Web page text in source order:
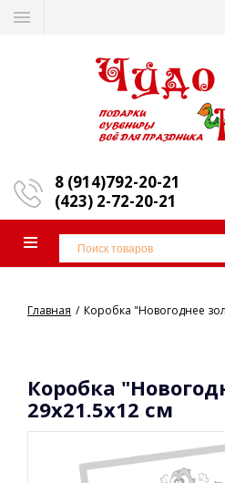
8 (914)792-20-21
(423) 2-72-20-21
Главная Коробка "Новогоднее
Коробка
29х21.5х12 см